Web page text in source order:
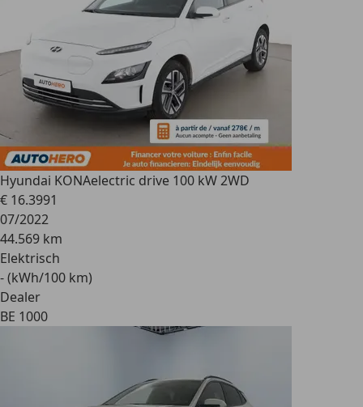
Hyundai KONAelectric drive 100 kW 2WD
€ 16.3991
07/2022
44.569 km
Elektrisch
- (kWh/100 km)
Dealer
BE 1000